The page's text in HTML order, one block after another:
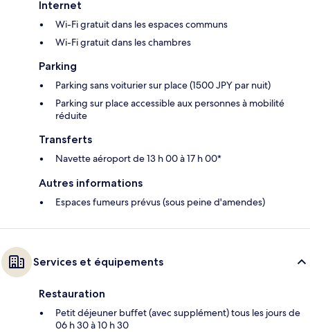
Internet
Wi-Fi gratuit dans les espaces communs
Wi-Fi gratuit dans les chambres
Parking
Parking sans voiturier sur place (1500 JPY par nuit)
Parking sur place accessible aux personnes à mobilité
réduite
Transferts
Navette aéroport de 13 h 00 à 17 h 00*
Autres informations
Espaces fumeurs prévus (sous peine d'amendes)
Services et équipements
Restauration
Petit déjeuner buffet (avec supplément) tous les jours de
06 h 30 à 10 h 30